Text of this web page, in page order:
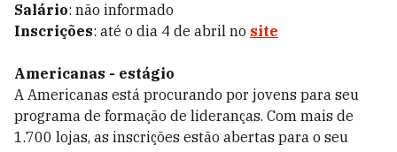
Salário: não informado
Inscrições: até o dia 4 de abril no site
Americanas - estágio
A Americanas está procurando por jovens para seu
programa de formação de lideranças. Com mais de
1.700 lojas, as inscrições estão abertas para o seu